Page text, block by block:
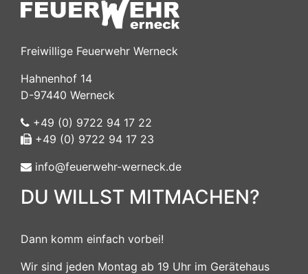
Freiwillige Feuerwehr Werneck
Hahnenhof 14
D-97440 Werneck
+49 (0) 9722 94 17 22
+49 (0) 9722 94 17 23
info@feuerwehr-werneck.de
DU WILLST MITMACHEN?
Dann komm einfach vorbei!
Wir sind jeden Montag ab 19 Uhr im Gerätehaus